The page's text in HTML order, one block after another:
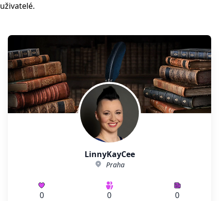
uživatelé.
LinnyKayCee
Praha
0 0 0